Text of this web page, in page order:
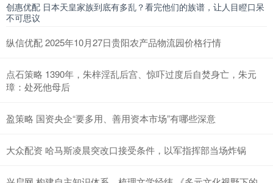
创惠优配 日本天皇家族到底有多乱？看完他们的族谱，让人目瞪口呆
不可思议
纵信优配 2025年10月27日贵阳农产品物流园价格行情
点石策略 1390年，朱梓淫乱后宫、惊吓过度后自焚身亡，朱元
璋：处死他母后
盈策略 国资央企“要多用、善用资本市场”有哪些深意
大众配资 哈马斯凌晨突改口接受条件，以军指挥部当场炸锅